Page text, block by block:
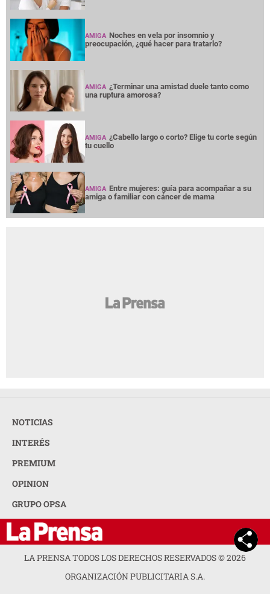
AMIGA Noches en vela por insomnio y
preocupación, ¿qué hacer para tratarlo?
AMIGA ¿Terminar una amistad duele tanto como
una ruptura amorosa?
AMIGA ¿Cabello largo o corto? Elige tu corte según
tu cuello
AMIGA Entre mujeres: guía para acompañar a su
amiga o familiar con cáncer de mama
NOTICIAS
INTERÉS
PREMIUM
OPINION
GRUPO OPSA
LA PRENSA TODOS LOS DERECHOS RESERVADOS ©2026
ORGANIZACIÓN PUBLICITARIA S.A.